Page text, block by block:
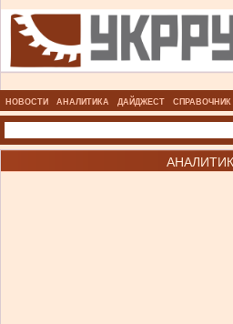
НОВОСТИ АНАЛИТИКА ДАЙДЖЕСТ СПРАВОЧНИК